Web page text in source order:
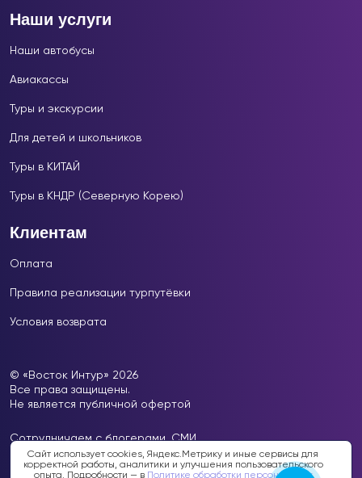
Наши услуги
Наши автобусы
Авиакассы
Туры и экскурсии
Для детей и школьников
Туры в КИТАЙ
Туры в КНДР (Северную Корею)
Клиентам
Оплата
Правила реализации турпутёвки
Условия возврата
© «Восток Интур» 2026
Все права защищены.
Не является публичной офертой
Сотрудничаем с блогерами, СМИ.
Почта для СМИ:press@vоstokintur.ru
Сайт использует cookies, Яндекс.Метрику и иные сервисы для
корректной работы, аналитики и улучшения пользовательского
опыта. Подробности — в Политике обработки персональных